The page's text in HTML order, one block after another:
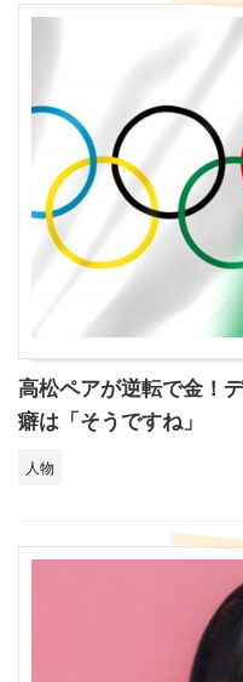
高松ペアが逆転で金！
癖は「そうですね」
人物